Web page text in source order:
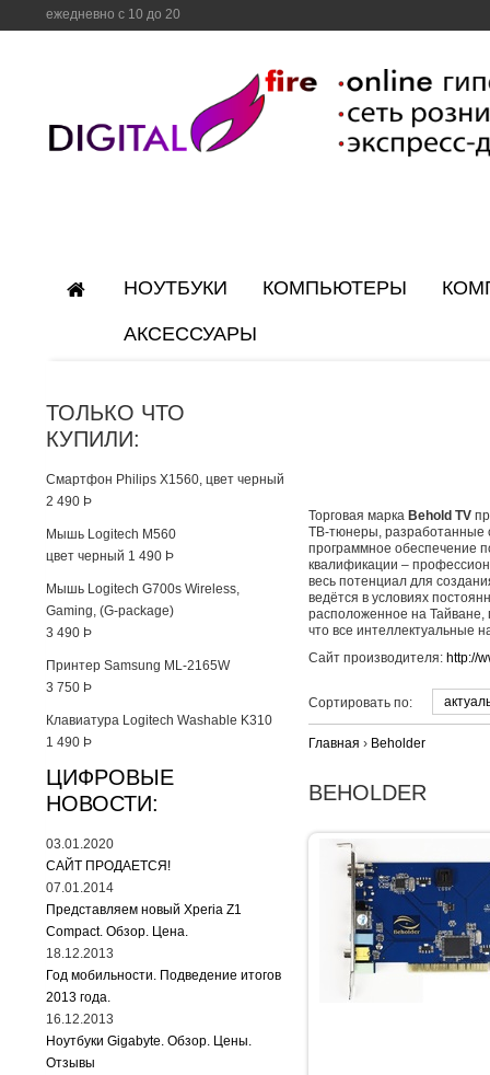
ежедневно с 10 до 20
НОУТБУКИ КОМПЬЮТЕРЫ
АКСЕССУАРЫ
Торговая марка Behold TV
ТВ-тюнеры, разработанные
программное обеспечение
квалификации –
весь потенциал для
ведётся в условиях
расположенное на Тайване,
что все интеллектуальные
Сайт производителя: http://
Сортировать по:
Главная › Beholder
BEHOLDER
ТОЛЬКО ЧТО
КУПИЛИ:
Смартфон Philips X1560, цвет черный
2 490 Þ
Мышь Logitech M560
цвет черный 1 490 Þ
Мышь Logitech G700s Wireless,
Gaming, (G-package)
3 490 Þ
Принтер Samsung ML-2165W
3 750 Þ
Клавиатура Logitech Washable K310
1 490 Þ
ЦИФРОВЫЕ
НОВОСТИ:
03.01.2020
САЙТ ПРОДАЕТСЯ!
07.01.2014
Представляем новый Xperia Z1
Compact. Обзор. Цена.
18.12.2013
Год мобильности. Подведение итогов
2013 года.
16.12.2013
Ноутбуки Gigabyte. Обзор. Цены.
Отзывы